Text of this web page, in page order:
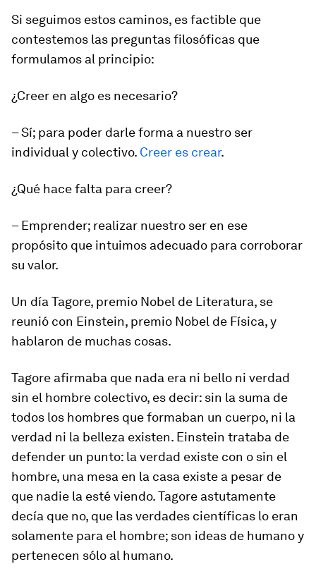
Si seguimos estos caminos, es factible que
contestemos las preguntas filosóficas que
formulamos al principio:
¿Creer en algo es necesario?
– Sí; para poder darle forma a nuestro ser
individual y colectivo. Creer es crear.
¿Qué hace falta para creer?
– Emprender; realizar nuestro ser en ese
propósito que intuimos adecuado para corroborar
su valor.
Un día Tagore, premio Nobel de Literatura, se
reunió con Einstein, premio Nobel de Física, y
hablaron de muchas cosas.
Tagore afirmaba que nada era ni bello ni verdad
sin el hombre colectivo, es decir: sin la suma de
todos los hombres que formaban un cuerpo, ni la
verdad ni la belleza existen. Einstein trataba de
defender un punto: la verdad existe con o sin el
hombre, una mesa en la casa existe a pesar de
que nadie la esté viendo. Tagore astutamente
decía que no, que las verdades científicas lo eran
solamente para el hombre; son ideas de humano y
pertenecen sólo al humano.